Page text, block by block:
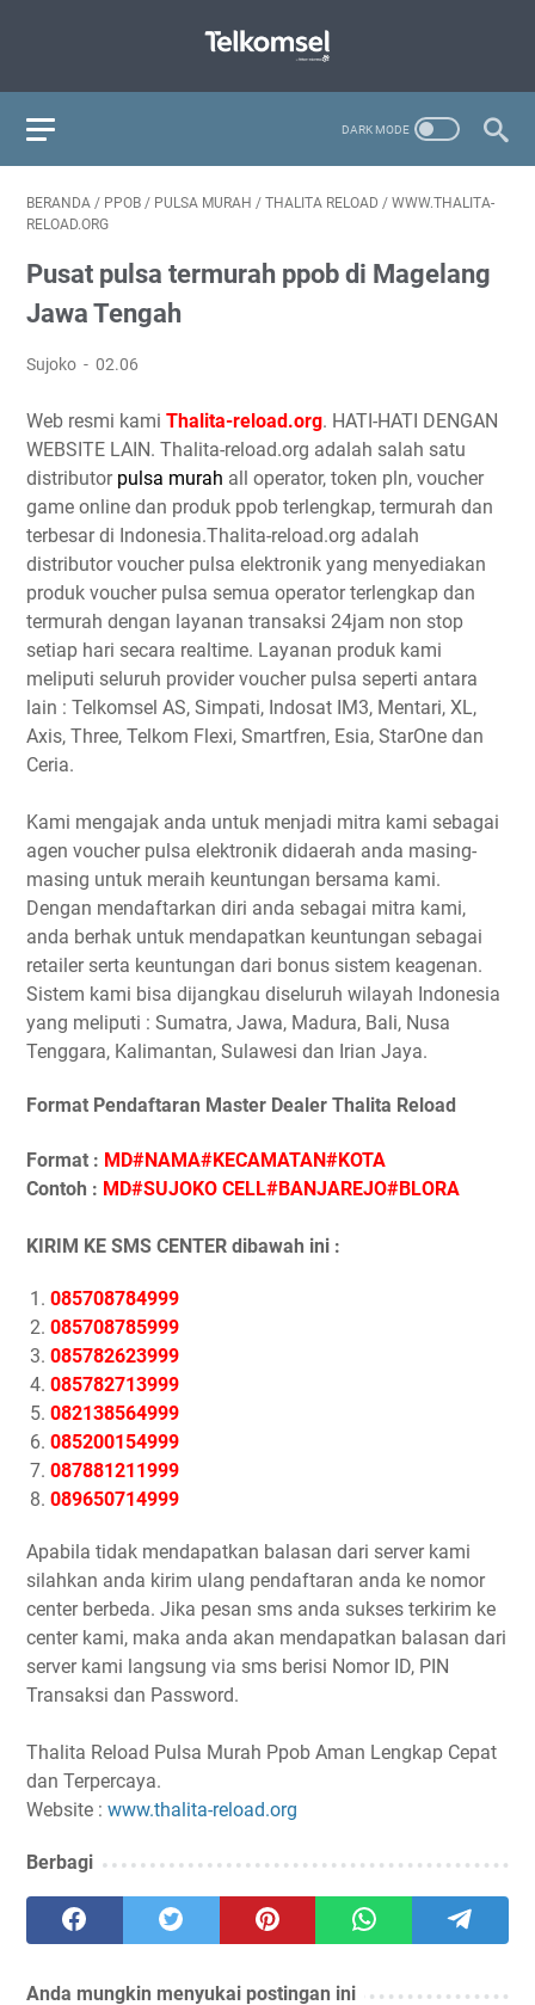
BERANDA / PPOB / PULSA MURAH / THALITA RELOAD / WWW.THALITA-
RELOAD.ORG
Pusat pulsa termurah ppob di Magelang
Jawa Tengah
Sujoko 02.06
Web resmi kami Thalita-reload.org. HATI-HATI DENGAN
WEBSITE LAIN. Thalita-reload.org adalah salah satu
distributor pulsa murah all operator, token pln, voucher
game online dan produk ppob terlengkap, termurah dan
terbesar di Indonesia.Thalita-reload.org adalah
distributor voucher pulsa elektronik yang menyediakan
produk voucher pulsa semua operator terlengkap dan
termurah dengan layanan transaksi 24jam non stop
setiap hari secara realtime. Layanan produk kami
meliputi seluruh provider voucher pulsa seperti antara
lain : Telkomsel AS, Simpati, Indosat IM3, Mentari, XL,
Axis, Three, Telkom Flexi, Smartfren, Esia, StarOne dan
Ceria.
Kami mengajak anda untuk menjadi mitra kami sebagai
agen voucher pulsa elektronik didaerah anda masing-
masing untuk meraih keuntungan bersama kami.
Dengan mendaftarkan diri anda sebagai mitra kami,
anda berhak untuk mendapatkan keuntungan sebagai
retailer serta keuntungan dari bonus sistem keagenan.
Sistem kami bisa dijangkau diseluruh wilayah Indonesia
yang meliputi : Sumatra, Jawa, Madura, Bali, Nusa
Tenggara, Kalimantan, Sulawesi dan Irian Jaya.
Format Pendaftaran Master Dealer Thalita Reload
Format : MD#NAMA#KECAMATAN#KOTA
Contoh : MD#SUJOKO CELL#BANJAREJO#BLORA
KIRIM KE SMS CENTER dibawah ini :
085708784999
085708785999
085782623999
085782713999
082138564999
085200154999
087881211999
089650714999
Apabila tidak mendapatkan balasan dari server kami
silahkan anda kirim ulang pendaftaran anda ke nomor
center berbeda. Jika pesan sms anda sukses terkirim ke
center kami, maka anda akan mendapatkan balasan dari
server kami langsung via sms berisi Nomor ID, PIN
Transaksi dan Password.
Thalita Reload Pulsa Murah Ppob Aman Lengkap Cepat
dan Terpercaya.
Website : www.thalita-reload.org
Berbagi
Anda mungkin menyukai postingan ini